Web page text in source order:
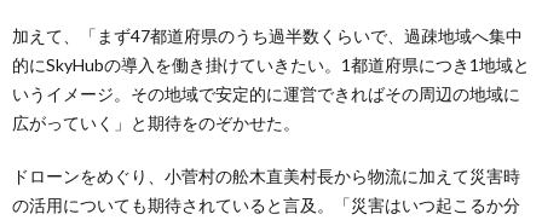
加えて、「まず47都道府県のうち過半数くらいで、過疎地域へ集中
的にSkyHubの導入を働き掛けていきたい。1都道府県につき1地域と
いうイメージ。その地域で安定的に運営できればその周辺の地域に
広がっていく」と期待をのぞかせた。
ドローンをめぐり、小菅村の舩木直美村長から物流に加えて災害時
の活用についても期待されていると言及。「災害はいつ起こるか分